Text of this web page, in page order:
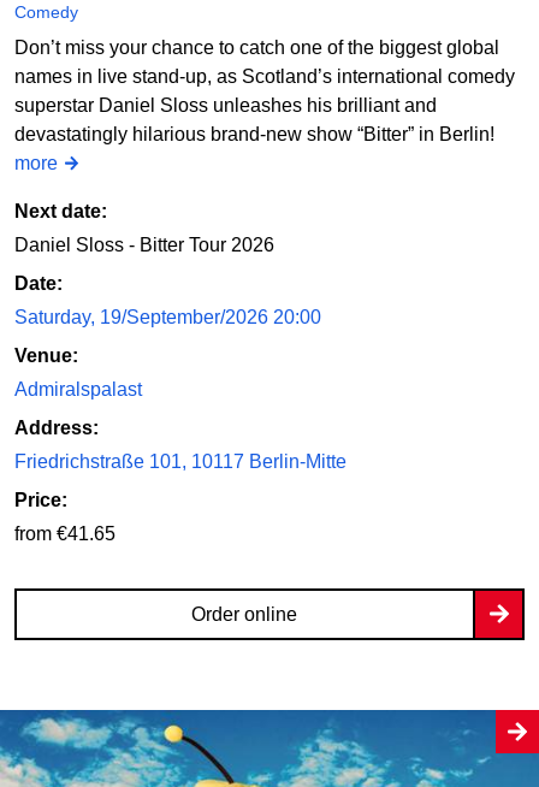
Comedy
Don’t miss your chance to catch one of the biggest global
names in live stand-up, as Scotland’s international comedy
superstar Daniel Sloss unleashes his brilliant and
devastatingly hilarious brand-new show “Bitter” in Berlin!
more
Next date:
Daniel Sloss - Bitter Tour 2026
Date:
Saturday, 19/September/2026 20:00
Venue:
Admiralspalast
Address:
Friedrichstraße 101, 10117 Berlin-Mitte
Price:
from €41.65
Order online